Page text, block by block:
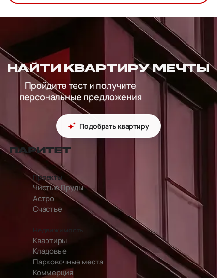
НАЙТИ КВАРТИРУ МЕЧТЫ
Пройдите тест и получите
персональные предложения
Подобрать квартиру
перейти на главную страницу
Проекты
Чистые Пруды
Астро
Счастье
Недвижимость
Квартиры
Кладовые
Парковочные места
Коммерция